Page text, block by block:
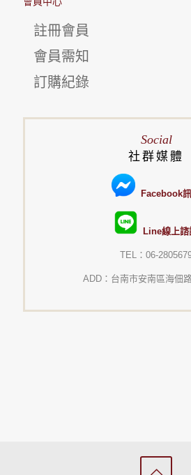
註冊會員
會員需知
訂購紀錄
Social
社群媒體
Facebook
Line線上諮
TEL：06-
ADD：台南市安南區海佃